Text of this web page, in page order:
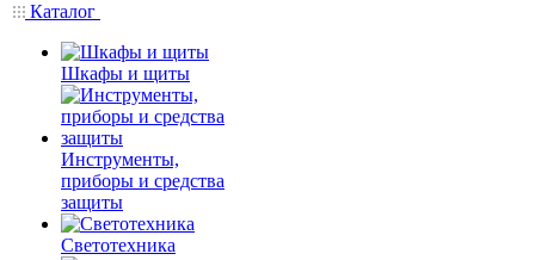
Каталог
Шкафы и щиты
Инструменты,
приборы и средства
защиты
Светотехника